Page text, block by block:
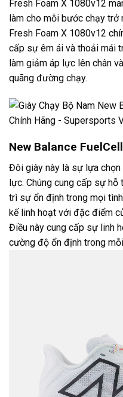
Fresh Foam X 1080v12
làm cho mỗi bước chạy trở
Fresh Foam X 1080v12
cấp sự êm ái và thoải mái
làm giảm áp lực lên chân
quãng đường chạy.
New Balance
Đôi giày này là sự lựa
lực. Chúng cung cấp sự
trì sự ổn định trong mọi
kế linh hoạt với đặc điểm
Điều này cung cấp sự linh
cường độ ổn định trong